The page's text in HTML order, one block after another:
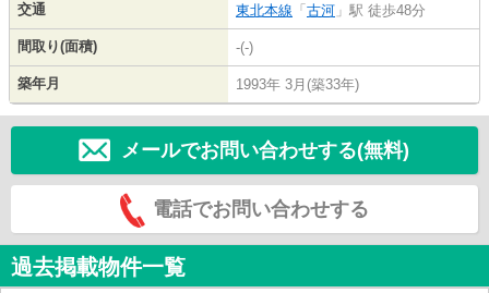
交通 東北本線 「 古河 」駅 徒歩48分
間取り(面積) -(-)
築年月 1993年 3月(築33年)
メールでお問い合わせする(無料)
電話でお問い合わせする
過去掲載物件一覧